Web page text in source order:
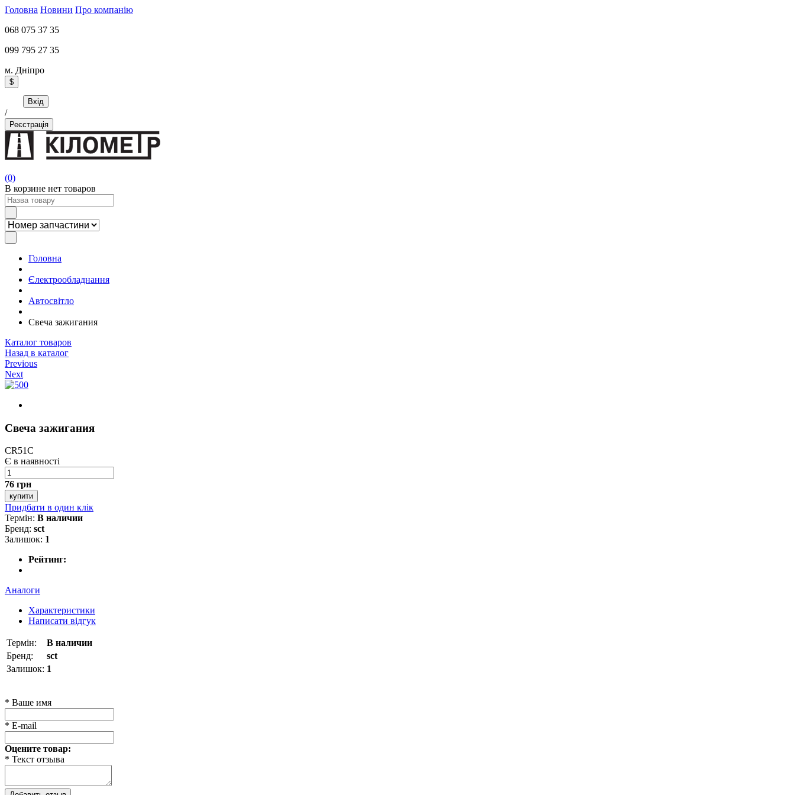
Головна Новини Про компанію
068 075 37 35
099 795 27 35
м. Дніпро
$
Вхід
/
Реєстрація
(0)
В корзине нет товаров
Головна
Єлектрообладнання
Автосвітло
Свеча зажигания
Каталог товаров
Назад в каталог
Previous
Next
Свеча зажигания
CR51C
Є в наявності
76 грн
купити
Придбати в один клік
Термін: В наличии
Бренд: sct
Залишок: 1
Рейтинг:
Аналоги
Характеристики
Написати відгук
Термін:
В наличии
Бренд:
sct
Залишок: 1
* Ваше имя
* E-mail
Оцените товар:
* Текст отзыва